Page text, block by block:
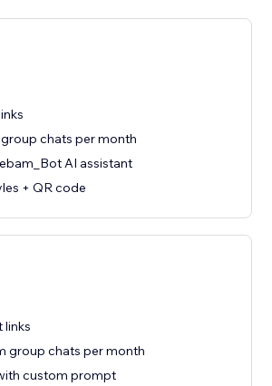
chats per month
AI assistant
+ QR code
links
group chats per month
custom prompt